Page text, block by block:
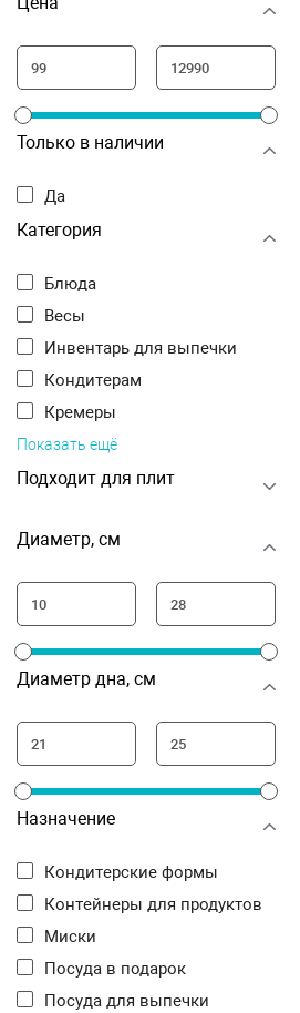
Только в наличии
Да
Категория
Блюда
Весы
Инвентарь для выпечки
Кондитерам
Кремеры
Показать ещё
Подходит для плит
Диаметр, см
Диаметр дна, см
Назначение
Кондитерские формы
Контейнеры для продуктов
Миски
Посуда в подарок
Посуда для выпечки